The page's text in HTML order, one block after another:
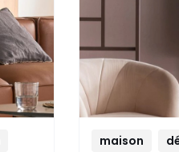
maison